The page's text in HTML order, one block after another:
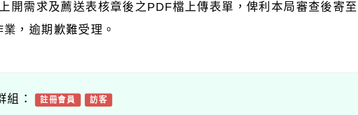
開需求及薦送表核章後之PDF檔上傳表單，俾利本局審查後寄
，逾期歉難受理。
組： 註冊會員 訪客